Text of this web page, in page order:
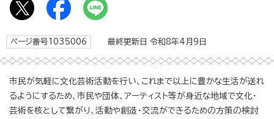
ページ番号1035006 最終更新日 令和8年4月9日
市民が気軽に文化芸術活動を行い、これまで以上に豊かな生活が送れ
るようにするため、市民や団体、アーティスト等が身近な地域で文化・
芸術を核として繋がり、活動や創造・交流ができるための方策の検討